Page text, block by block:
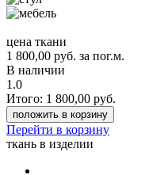
цена ткани
1 800,00 руб. за пог.м.
В наличии
1.0
Итого: 1 800,00 руб.
положить в корзину
Перейти в корзину
ткань в изделии